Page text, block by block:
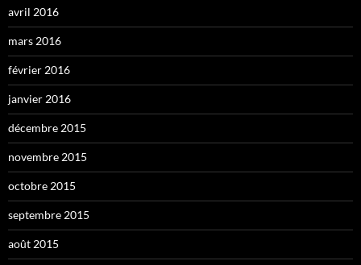
avril 2016
mars 2016
février 2016
janvier 2016
décembre 2015
novembre 2015
octobre 2015
septembre 2015
août 2015